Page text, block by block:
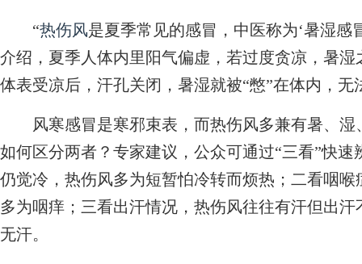
“热伤风是夏季常见的感冒，中医称为‘暑湿感
介绍，夏季人体内里阳气偏虚，若过度贪凉，暑
体表受凉后，汗孔关闭，暑湿就被“憋”在体内，无
风寒感冒是寒邪束表，而热伤风多兼有暑、湿
如何区分两者？专家建议，公众可通过“三看”快
仍觉冷，热伤风多为短暂怕冷转而烦热；二看咽
多为咽痒；三看出汗情况，热伤风往往有汗但出
无汗。